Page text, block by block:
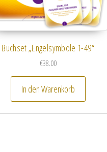
Buchset „Engelsymbole 1-49“
€38.00
In den Warenkorb